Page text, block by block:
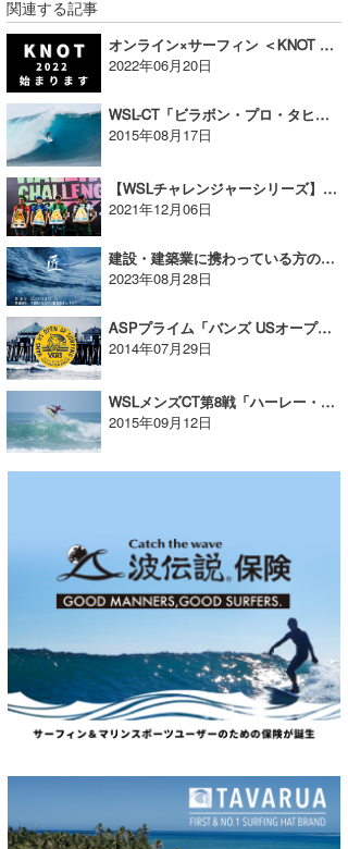
関連する記事
オンライン×サーフィン ＜KNOT online contest 2022＞再び！
2022年06月20日
WSL-CT「ビラボン・プロ・タヒチ」ファニングは Jベイ・シャークアタック後の初ヒートで勝利する
2015年08月17日
【WSLチャレンジャーシリーズ】ジョン・ジョンが10Ptを叩き出した！
2021年12月06日
建設・建築業に携わっている方のみのサーフィンコンテスト！第3回建設技能CUP【AD】
2023年08月28日
ASPプライム「バンズ USオープン」がスタート。番狂わせも続出。 大原洋人はR1で敗退。野呂玲花はセミファイナルへ。
2014年07月29日
WSLメンズCT第8戦「ハーレー・プロ」は再びブラジリアン・ストームが吹き荒れる。
2015年09月12日
wanda
予報士 hiro.
banpaku
Mr.K
chappy
Romisea